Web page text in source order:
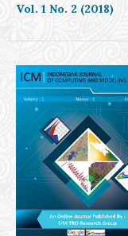
Vol. 1 No. 2 (2018)